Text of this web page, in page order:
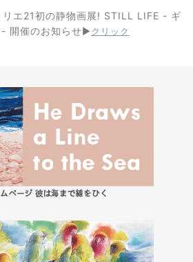
エ21初の静物画展! STILL LIFE - ギ
開催のお知らせ▶︎クリック